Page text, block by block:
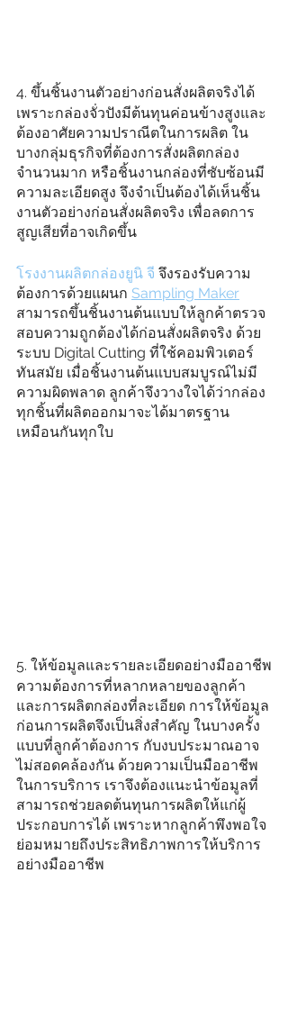
4. ขึ้นชิ้นงานตัวอย่างก่อนสั่งผลิตจริงได้
เพราะกล่องจั่วปังมีต้นทุนค่อนข้างสูงและ
ต้องอาศัยความปราณีตในการผลิต ใน
บางกลุ่มธุรกิจที่ต้องการสั่งผลิตกล่อง
จำนวนมาก หรือชิ้นงานกล่องที่ซับซ้อนมี
ความละเอียดสูง จึงจำเป็นต้องได้เห็นชิ้น
งานตัวอย่างก่อนสั่งผลิตจริง เพื่อลดการ
สูญเสียที่อาจเกิดขึ้น
โรงงานผลิตกล่องยูนิ จี จึงรองรับความ
ต้องการด้วยแผนก Sampling Maker
สามารถขึ้นชิ้นงานต้นแบบให้ลูกค้าตรวจ
สอบความถูกต้องได้ก่อนสั่งผลิตจริง ด้วย
ระบบ Digital Cutting ที่ใช้คอมพิวเตอร์
ทันสมัย เมื่อชิ้นงานต้นแบบสมบูรณ์ไม่มี
ความผิดพลาด ลูกค้าจึงวางใจได้ว่ากล่อง
ทุกชิ้นที่ผลิตออกมาจะได้มาตรฐาน
เหมือนกันทุกใบ
5. ให้ข้อมูลและรายละเอียดอย่างมืออาชีพ
ความต้องการที่หลากหลายของลูกค้า
และการผลิตกล่องที่ละเอียด การให้ข้อมูล
ก่อนการผลิตจึงเป็นสิ่งสำคัญ ในบางครั้ง
แบบที่ลูกค้าต้องการ กับงบประมาณอาจ
ไม่สอดคล้องกัน ด้วยความเป็นมืออาชีพ
ในการบริการ เราจึงต้องแนะนำข้อมูลที่
สามารถช่วยลดต้นทุนการผลิตให้แก่ผู้
ประกอบการได้ เพราะหากลูกค้าพึงพอใจ
ย่อมหมายถึงประสิทธิภาพการให้บริการ
อย่างมืออาชีพ